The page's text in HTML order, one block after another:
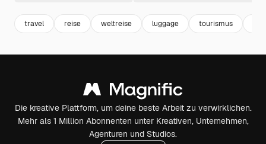
travel reise weltreise luggage tourismus
Die kreative Plattform, um deine beste Arbeit zu verwirklichen.
Mehr als 1 Million Abonnenten unter Kreativen, Unternehmen,
Agenturen und Studios.